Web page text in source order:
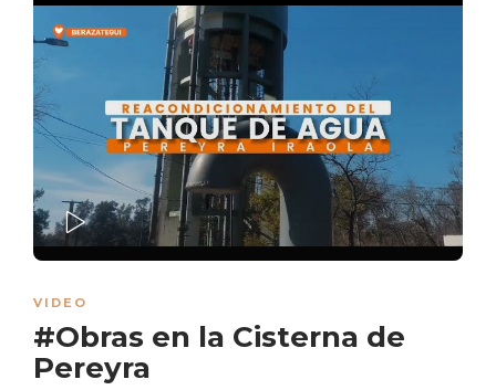
VIDEO
#Obras en la Cisterna de
Pereyra